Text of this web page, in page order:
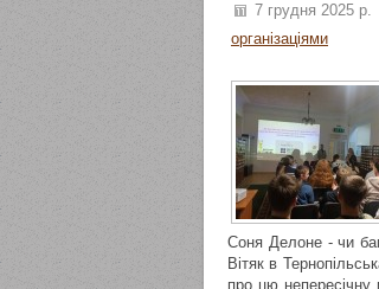
7 грудня 2025 р.
організаціями
Соня Делоне - чи
Вітяк в
про цю